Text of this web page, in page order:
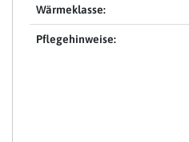
Wärmeklasse:
Pflegehinweise: